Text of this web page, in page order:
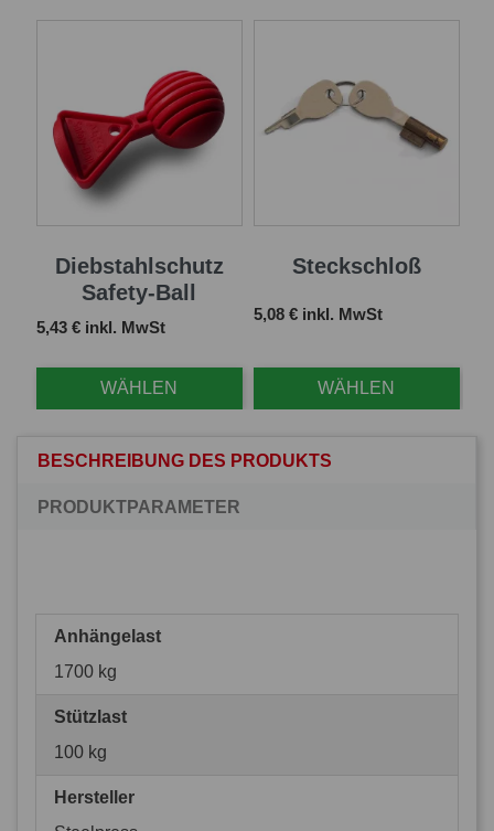
Diebstahlschutz
Safety-Ball
Preis
5,43 € inkl. MwSt
WÄHLEN
Steckschloß
Preis
5,08 € inkl. MwSt
WÄHLEN
BESCHREIBUNG DES PRODUKTS
PRODUKTPARAMETER
Anhängelast
1700 kg
Stützlast
100 kg
Hersteller